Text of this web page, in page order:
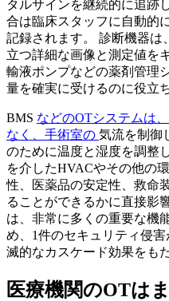
タルサインを継続的に追跡
合は臨床スタッフに自動的
記録されます。 診断機器は
立つ詳細な画像と測定値を
輸液ポンプなどの薬剤管理
量を確実に受けるのに役立
BMS などのOTシステムは
なく、手術室の 気流を制御
のために温度と湿度を調整
を介したHVACやその他の
性、医薬品の安定性、救命
ることができるかに直接影
は、非常に多くの重要な機
め、1件のセキュリティ侵
滅的なカスケード効果をも
医療機関のOTは